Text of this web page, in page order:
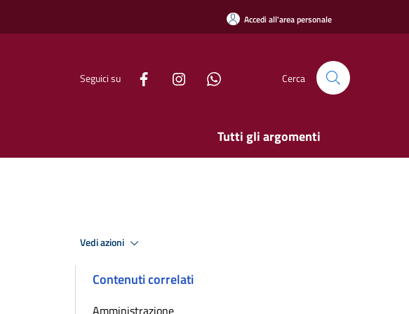
Accedi all'area personale
Seguici su Cerca
Tutti gli argomenti
Vedi azioni
Contenuti correlati
Amministrazione